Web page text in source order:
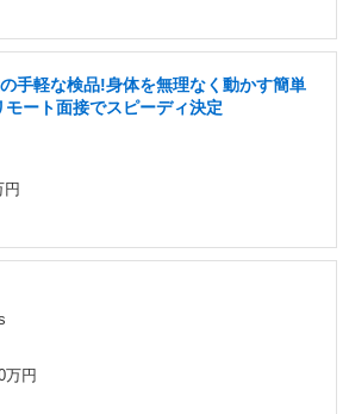
手軽な検品!身体を無理なく動かす簡単
ート面接でスピーディ決定
円
万円